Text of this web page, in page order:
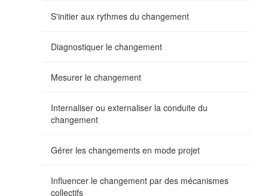
S'initier aux rythmes du changement
Diagnostiquer le changement
Mesurer le changement
Internaliser ou externaliser la conduite du
changement
Gérer les changements en mode projet
Influencer le changement par des mécanismes
collectifs